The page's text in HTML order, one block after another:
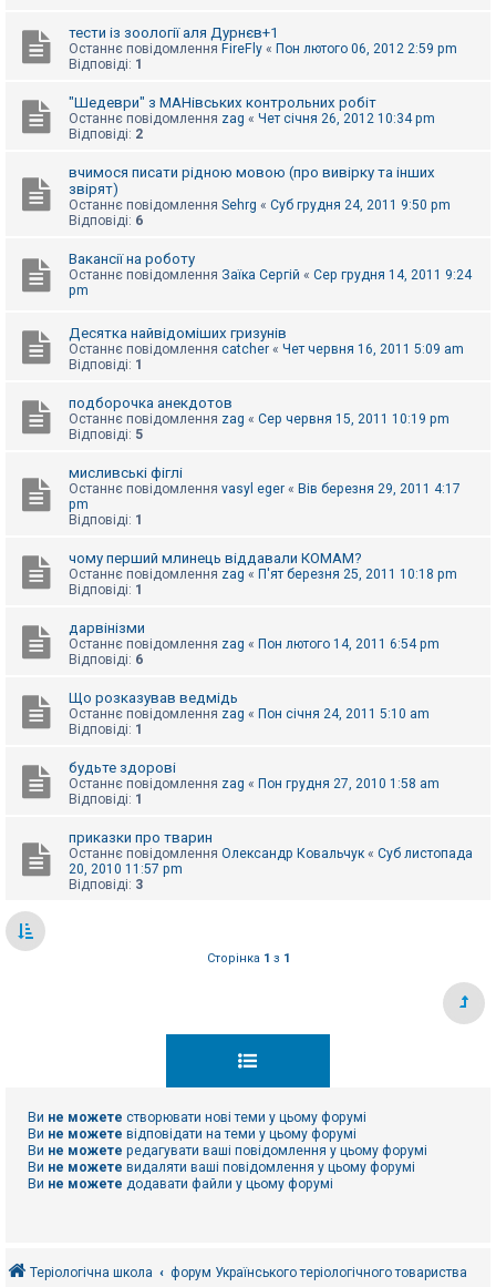
А
т
т
о
у
Д
п
м
а
тести із зоології аля Дурнєв+1
Останнє повідомлення FireFly « Пон лютого 06, 2012 2:59 pm
Відповіді: 1
"Шедеври" з МАНівських контрольних робіт
Останнє повідомлення zag « Чет січня 26, 2012 10:34 pm
Відповіді: 2
вчимося писати рідною мовою (про вивірку та інших
звірят)
Останнє повідомлення Sehrg « Суб грудня 24, 2011 9:50 pm
Відповіді: 6
Вакансії на роботу
Останнє повідомлення Заїка Сергій « Сер грудня 14, 2011 9:24
pm
Десятка найвідоміших гризунів
Останнє повідомлення catcher « Чет червня 16, 2011 5:09 am
Відповіді: 1
подборочка анекдотов
Останнє повідомлення zag « Сер червня 15, 2011 10:19 pm
Відповіді: 5
мисливські фіглі
Останнє повідомлення vasyl eger « Вів березня 29, 2011 4:17
pm
Відповіді: 1
чому перший млинець віддавали КОМАМ?
Останнє повідомлення zag « П'ят березня 25, 2011 10:18 pm
Відповіді: 1
дарвінізми
Останнє повідомлення zag « Пон лютого 14, 2011 6:54 pm
Відповіді: 6
Що розказував ведмідь
Останнє повідомлення zag « Пон січня 24, 2011 5:10 am
Відповіді: 1
будьте здорові
Останнє повідомлення zag « Пон грудня 27, 2010 1:58 am
Відповіді: 1
приказки про тварин
Останнє повідомлення Олександр Ковальчук « Суб листопада
20, 2010 11:57 pm
Відповіді: 3
Сторінка 1 з 1
Ви не можете створювати нові теми у цьому форумі
Ви не можете відповідати на теми у цьому форумі
Ви не можете редагувати ваші повідомлення у цьому форумі
Ви не можете видаляти ваші повідомлення у цьому форумі
Ви не можете додавати файли у цьому форумі
Теріологічна школа форум Українського теріологічного товариства